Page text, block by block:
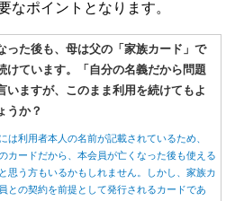
なポイントとなります。
った後も、母は父の「家族カード」で
けています。「自分の名義だから問題
いますが、このまま利用を続けてもよ
うか？
は利用者本人の名前が記載されているため、
カードだから、本会員が亡くなった後も使える
思う方もいるかもしれません。しかし、家族カ
との契約を前提として発行されるカードであ